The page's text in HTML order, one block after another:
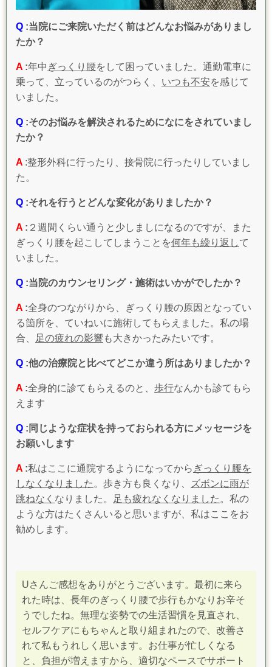
Q :当院にご来院いただく前はどんなお悩みがありまし
たか？
A :年中 ぎっくり腰をして困っていました。通勤電車に
乗って、立っているのがつらく、 いつも不安を感じて
いました。
Q :そのお悩みを解決されるためになにをされていまし
たか？
A :整形外科に行ったり、接骨院に行ったりしていまし
た。
Q :それを行うとどんな変化がありましたか？
A : ２週間くらい通うと少しましになるのですが、また
ぎっくり腰を起こしてしまうことを何年も繰り返して
いました。
Q :当院のカウンセリング・施術はいかがでしたか？
A :全身のつながりから、ぎっくり腰の原因となってい
る箇所を、ていねいに施術してもらえました。私の場
合、
足の疲れの影響 も大きかったみたいです。
Q :他の治療院と比べてどこか違う所はありましたか？
A :全身的に診てもらえるのと、 歩行なんかも診てもら
えます
Q :同じような症状を持っておられる方にメッセージを
お願いします
A :私はここに通院するようになってから ぎっくり腰を
しなくなりました 。歩き方も良くなり、
ズボンに雨が
跳ねなく なりました。 足も疲れなくなりました 。私の
ような方はたくさんいると思いますが、私はここをお
勧めします。
Uさんご感想をありがとうございます。最初に来ら
れた時は、長年のぎっくり腰で歩行もかなりお辛そ
うでしたね。無理な姿勢での生活習慣を見直され、
セルフケアにもちゃんと取り組まれたので、改善さ
れて私もうれしく思います。 お仕事が忙しくなる
と、負担が増えますから、適切なペースでサポート